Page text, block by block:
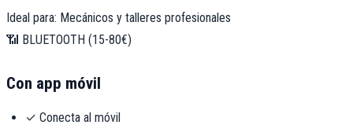
Ideal para: Mecánicos y talleres profesionales
📶 BLUETOOTH (15-80€)
Con app móvil
✓ Conecta al móvil